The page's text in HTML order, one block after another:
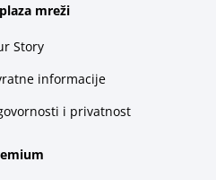
mreži
Story
informacije
i privatnost